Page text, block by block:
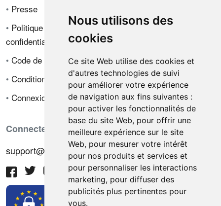
Nous utilisons des
cookies
Ce site Web utilise des cookies et
d'autres technologies de suivi
pour améliorer votre expérience
de navigation aux fins suivantes :
pour activer les fonctionnalités de
base du site Web, pour offrir une
meilleure expérience sur le site
Web, pour mesurer votre intérêt
pour nos produits et services et
pour personnaliser les interactions
marketing, pour diffuser des
publicités plus pertinentes pour
vous.
• Presse
• Politique de
confidentialité
• Code de déontologie
• Conditions de vente
• Connexion
Connectez-vous avec nous
support@hiringnotes.com